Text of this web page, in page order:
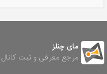
مای چنلز
مرجع معرفی و ثبت کانال